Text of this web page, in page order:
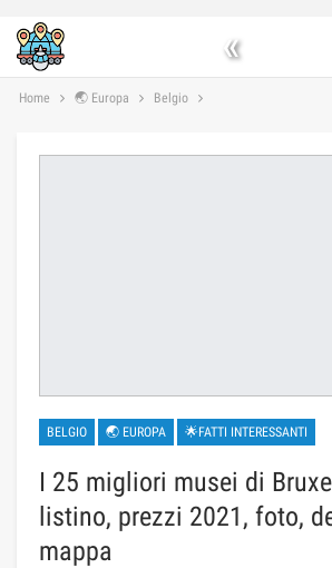
«
Home 🌏 Europa Belgio
BELGIO 🌏 EUROPA 🌟FATTI INTERESSANTI
I 25 migliori musei di
listino, prezzi 2021, foto,
mappa